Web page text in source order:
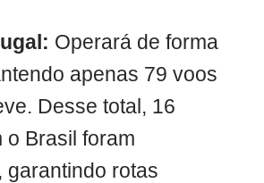
Operará de forma
apenas 79 voos
Desse total, 16
o Brasil foram
garantindo rotas